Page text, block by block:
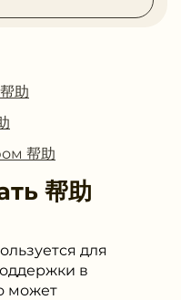
助
帮助
帮助
для
в
может